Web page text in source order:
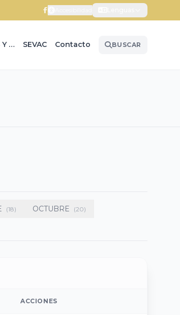
TRÁMITES Y SERVICIOS SEVAC Contacto BUSCAR
(18) OCTUBRE (20)
ACCIONES